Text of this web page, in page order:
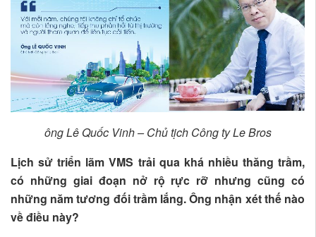
ông Lê Quốc Vinh – Chủ tịch Công ty Le Bros
Lịch sử triển lãm VMS trải qua khá nhiều thăng trầm,
có những giai đoạn nở rộ rực rỡ nhưng cũng có
những năm tương đối trầm lắng. Ông nhận xét thế nào
về điều này?